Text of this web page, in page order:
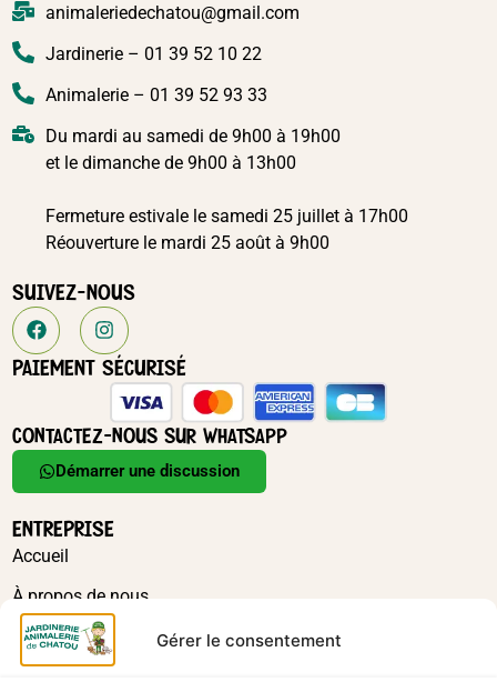
Gérer le consentement
SUIVEZ-NOUS
PAIEMENT SÉCURISÉ
CONTACTEZ-NOUS SUR WHATSAPP
Démarrer une discussion
ENTREPRISE
Accueil
À propos de nous
Actualités
animaleriedechatou@gmail.com
Jardinerie – 01 39 52 10 22
Animalerie – 01 39 52 93 33
Du mardi au samedi de 9h00 à 19h00
et le dimanche de 9h00 à 13h00
Fermeture estivale le samedi 25 juillet à 17h00
Réouverture le mardi 25 août à 9h00